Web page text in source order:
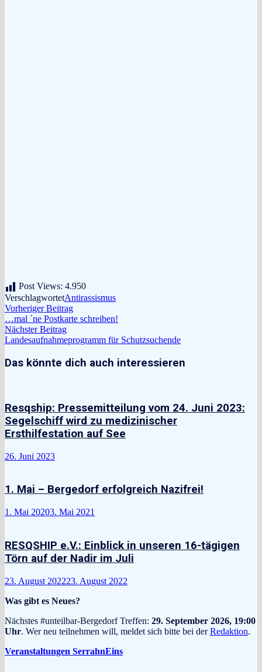
Post Views: 4.950
VerschlagwortetAntirassismus
Beitragsnavigation
Vorheriger BeitragVorheriger
Beitrag:
…mal ´ne Postkarte schreiben!
Nächster BeitragNächster
Beitrag:
Landesaufnahmeprogramm für Schutzsuchende
Das könnte dich auch interessieren
Resqship: Pressemitteilung vom 24. Juni 2023:
Segelschiff wird zu medizinischer
Ersthilfestation auf See
26. Juni 2023
1. Mai – Bergedorf erfolgreich Nazifrei!
1. Mai 20203. Mai 2021
RESQSHIP e.V.: Einblick in unseren 16-tägigen
Törn auf der Nadir im Juli
23. August 202223. August 2022
Was gibt es Neues?
Nächstes #unteilbar-Bergedorf Treffen: 29. September 2026, 19:00
Uhr. Wer neu teilnehmen will, meldet sich bitte bei derRedaktion.
Veranstaltungen SerrahnEins